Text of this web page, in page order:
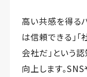
高い共感を得る
は信頼できる」
会社だ」という
向上します。